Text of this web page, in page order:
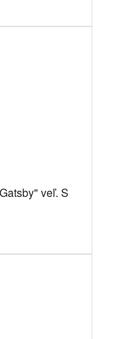
veľ. S